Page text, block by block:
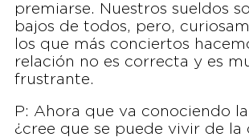
premiarse. Nuestros sueldos
bajos de todos, pero,
los que más conciertos
relación no es correcta y es
frustrante.
P: Ahora que va conociendo
¿cree que se puede vivir de la